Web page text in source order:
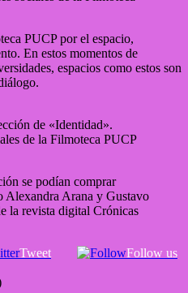
PUCP por el espacio,
En estos momentos de
espacios como estos son
de «Identidad».
de la Filmoteca PUCP
se podían comprar
Alexandra Arana y Gustavo
la revista digital Crónicas
Tweet Follow us